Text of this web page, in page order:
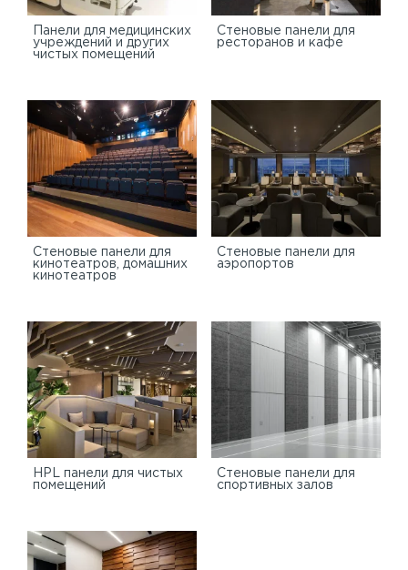
Панели для медицинских
учреждений и других
чистых помещений
Стеновые панели для
ресторанов и кафе
Стеновые панели для
кинотеатров, домашних
кинотеатров
Стеновые панели для
аэропортов
HPL панели для чистых
помещений
Стеновые панели для
спортивных залов